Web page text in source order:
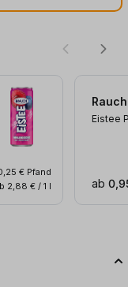
€ Pfand
2,88 € / 1 l
Rauch
Eistee
ab